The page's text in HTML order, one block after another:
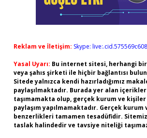
Reklam ve İletişim: Skype:
Yasal Uyarı: Bu internet sitesi, herhangi
veya şahıs şirketi ile hiçbir bağlantısı
Sitede yalnızca kendi hazırladığımız
paylaşılmaktadır. Burada yer alan
taşımamakta olup, gerçek kurum ve kişiler
paylaşım yapılmamaktadır. Gerçek
benzerlikleri tamamen tesadüfidir.
taslak halindedir ve tavsiye niteliği